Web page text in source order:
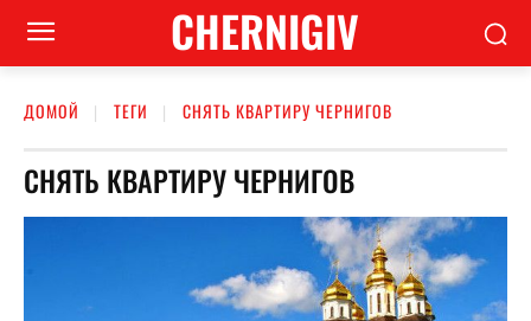
CHERNIGIV
ДОМОЙ ТЕГИ СНЯТЬ КВАРТИРУ ЧЕРНИГОВ
СНЯТЬ КВАРТИРУ ЧЕРНИГОВ